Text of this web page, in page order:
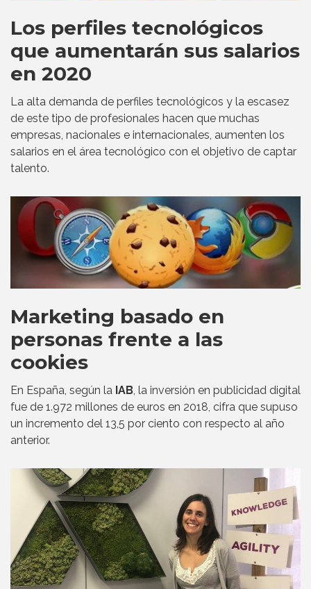
Los perfiles tecnológicos
que aumentarán sus salarios
en 2020
La alta demanda de perfiles tecnológicos y la escasez
de este tipo de profesionales hacen que muchas
empresas, nacionales e internacionales, aumenten los
salarios en el área tecnológico con el objetivo de captar
talento.
Marketing basado en
personas frente a las
cookies
En España, según la IAB, la inversión en publicidad digital
fue de 1.972 millones de euros en 2018, cifra que supuso
un incremento del 13,5 por ciento con respecto al año
anterior.